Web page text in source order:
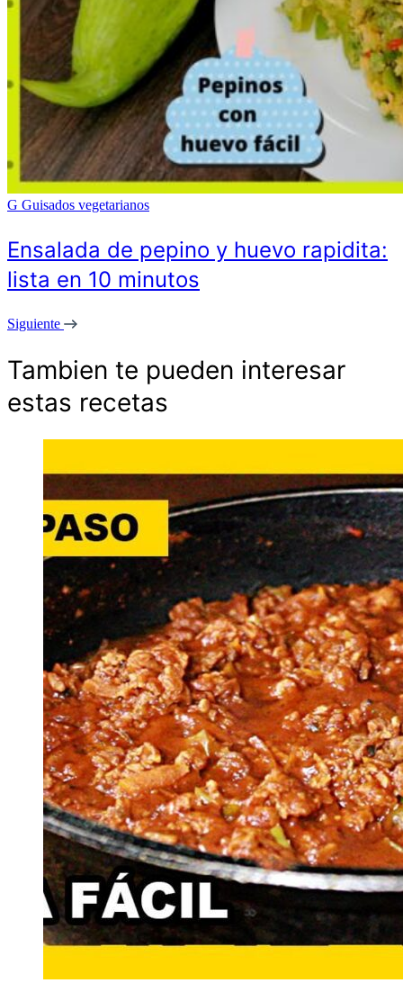
G Guisados vegetarianos
Ensalada de pepino y huevo rapidita:
lista en 10 minutos
Siguiente
Tambien te pueden interesar
estas recetas